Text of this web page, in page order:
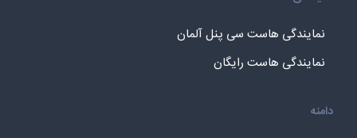
نمایندگی هاست سی پنل آلمان
نمایندگی هاست رایگان
دامنه